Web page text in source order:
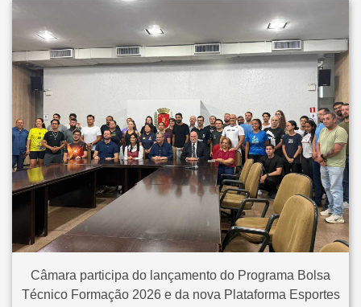
Câmara participa do lançamento do Programa Bolsa
Técnico Formação 2026 e da nova Plataforma Esportes